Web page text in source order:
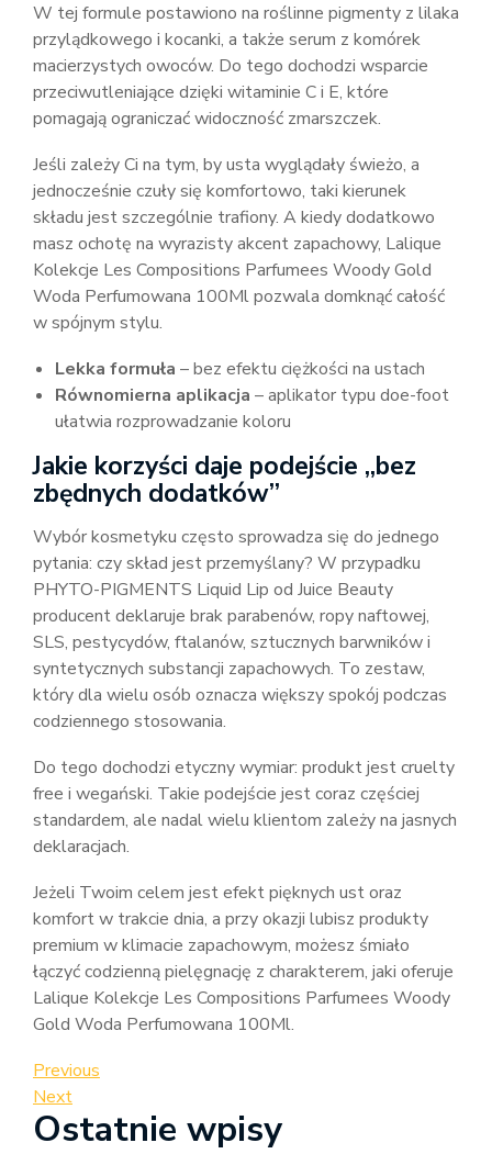
W tej formule postawiono na roślinne pigmenty z lilaka
przylądkowego i kocanki, a także serum z komórek
macierzystych owoców. Do tego dochodzi wsparcie
przeciwutleniające dzięki witaminie C i E, które
pomagają ograniczać widoczność zmarszczek.
Jeśli zależy Ci na tym, by usta wyglądały świeżo, a
jednocześnie czuły się komfortowo, taki kierunek
składu jest szczególnie trafiony. A kiedy dodatkowo
masz ochotę na wyrazisty akcent zapachowy, Lalique
Kolekcje Les Compositions Parfumees Woody Gold
Woda Perfumowana 100Ml pozwala domknąć całość
w spójnym stylu.
Lekka formuła – bez efektu ciężkości na ustach
Równomierna aplikacja – aplikator typu doe-foot
ułatwia rozprowadzanie koloru
Jakie korzyści daje podejście „bez
zbędnych dodatków”
Wybór kosmetyku często sprowadza się do jednego
pytania: czy skład jest przemyślany? W przypadku
PHYTO-PIGMENTS Liquid Lip od Juice Beauty
producent deklaruje brak parabenów, ropy naftowej,
SLS, pestycydów, ftalanów, sztucznych barwników i
syntetycznych substancji zapachowych. To zestaw,
który dla wielu osób oznacza większy spokój podczas
codziennego stosowania.
Do tego dochodzi etyczny wymiar: produkt jest cruelty
free i wegański. Takie podejście jest coraz częściej
standardem, ale nadal wielu klientom zależy na jasnych
deklaracjach.
Jeżeli Twoim celem jest efekt pięknych ust oraz
komfort w trakcie dnia, a przy okazji lubisz produkty
premium w klimacie zapachowym, możesz śmiało
łączyć codzienną pielęgnację z charakterem, jaki oferuje
Lalique Kolekcje Les Compositions Parfumees Woody
Gold Woda Perfumowana 100Ml.
Nawigacja
wpisu
Previous
Post
Previous
Next
Post
Next
Ostatnie wpisy